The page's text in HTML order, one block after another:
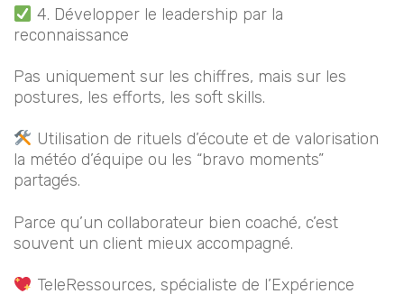
4. Développer le leadership par la
reconnaissance
Pas uniquement sur les chiffres, mais sur les
postures, les efforts, les soft skills.
Utilisation de rituels d’écoute et de valorisation
la météo d’équipe ou les “bravo moments”
partagés.
Parce qu’un collaborateur bien coaché, c’est
souvent un client mieux accompagné.
TeleRessources, spécialiste de l’Expérience